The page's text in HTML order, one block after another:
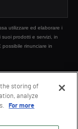
utilizzare ed elaborare i
prodotti e servizi, in
possibile rinunciare in
the storing of
analyze
For more